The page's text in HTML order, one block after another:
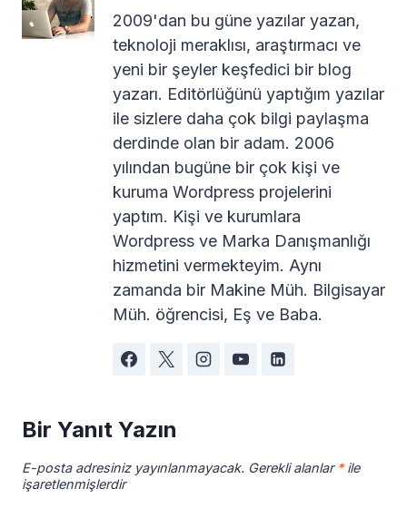
2009'dan bu güne yazılar yazan,
teknoloji meraklısı, araştırmacı ve
yeni bir şeyler keşfedici bir blog
yazarı. Editörlüğünü yaptığım yazılar
ile sizlere daha çok bilgi paylaşma
derdinde olan bir adam. 2006
yılından bugüne bir çok kişi ve
kuruma Wordpress projelerini
yaptım. Kişi ve kurumlara
Wordpress ve Marka Danışmanlığı
hizmetini vermekteyim. Aynı
zamanda bir Makine Müh. Bilgisayar
Müh. öğrencisi, Eş ve Baba.
Bir Yanıt Yazın
E-posta adresiniz yayınlanmayacak. Gerekli alanlar *ile
işaretlenmişlerdir